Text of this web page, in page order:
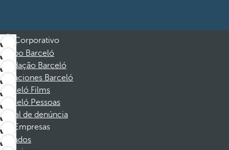
Corporativo
Grupo Barceló
Fundação Barceló
Vacaciones Barceló
Barceló Films
Barceló Pessoas
Canal de denúncia
Empresas
Afiliados